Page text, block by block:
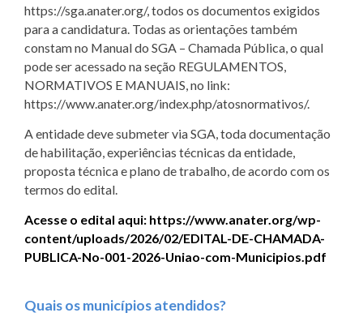
https://sga.anater.org/, todos os documentos exigidos
para a candidatura. Todas as orientações também
constam no Manual do SGA – Chamada Pública, o qual
pode ser acessado na seção REGULAMENTOS,
NORMATIVOS E MANUAIS, no link:
https://www.anater.org/index.php/atosnormativos/.
A entidade deve submeter via SGA, toda documentação
de habilitação, experiências técnicas da entidade,
proposta técnica e plano de trabalho, de acordo com os
termos do edital.
Acesse o edital aqui: https://www.anater.org/wp-
content/uploads/2026/02/EDITAL-DE-CHAMADA-
PUBLICA-No-001-2026-Uniao-com-Municipios.pdf
Quais os municípios atendidos?